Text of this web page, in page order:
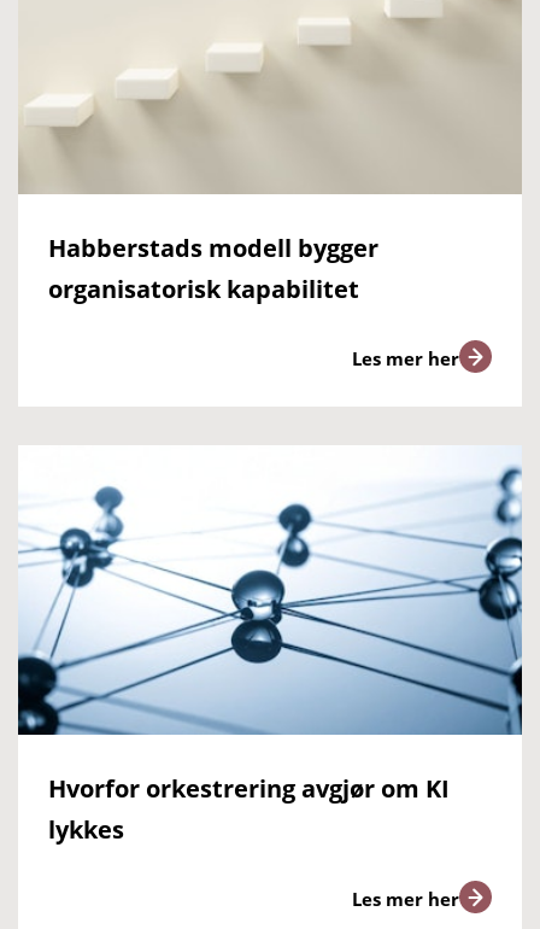
Habberstads modell bygger
organisatorisk kapabilitet
Les mer her
Hvorfor orkestrering avgjør om KI
lykkes
Les mer her